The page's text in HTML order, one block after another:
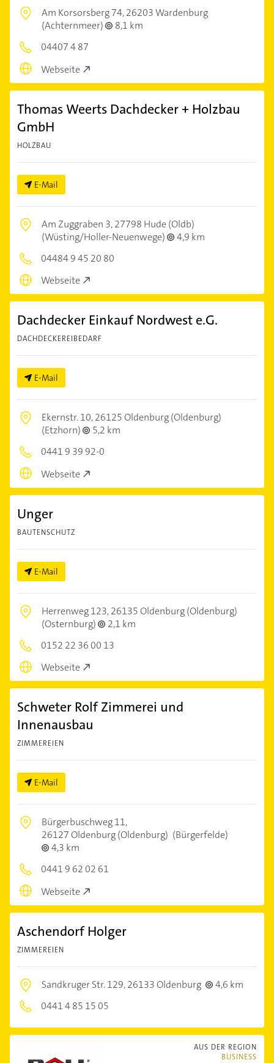
Am Korsorsberg 74,26203 Wardenburg
(Achternmeer)
8,1 km
04407 4 87
Webseite
Thomas Weerts Dachdecker + Holzbau
GmbH
HOLZBAU
E-Mail
Am Zuggraben 3,27798 Hude (Oldb)
(Wüsting/Holler-Neuenwege)
4,9 km
04484 9 45 20 80
Webseite
Dachdecker Einkauf Nordwest e.G.
DACHDECKEREIBEDARF
E-Mail
Ekernstr. 10,26125 Oldenburg (Oldenburg)
(Etzhorn)
5,2 km
0441 9 39 92-0
Webseite
Unger
BAUTENSCHUTZ
E-Mail
Herrenweg 123,26135 Oldenburg (Oldenburg)
(Osternburg)
2,1 km
0152 22 36 00 13
Webseite
Schweter Rolf Zimmerei und
Innenausbau
ZIMMEREIEN
E-Mail
Bürgerbuschweg 11,
26127 Oldenburg (Oldenburg) (Bürgerfelde)
4,3 km
0441 9 62 02 61
Webseite
Aschendorf Holger
ZIMMEREIEN
Sandkruger Str. 129,26133 Oldenburg
4,6 km
0441 4 85 15 05
AUS DER REGION
BUSINESS